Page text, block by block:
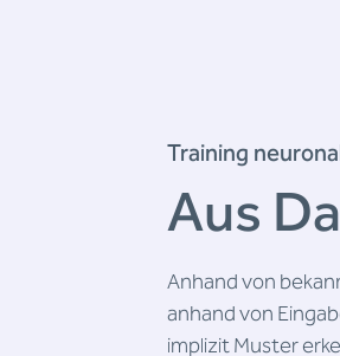
Training
Aus
Anhand von
anhand von
implizit Muster